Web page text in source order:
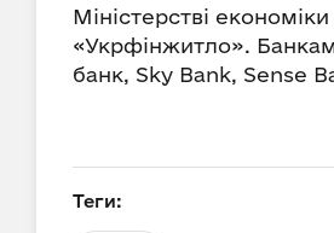
Міністерстві
«Укрфінжитло».
банк, Sky Bank, Sense
Теги: